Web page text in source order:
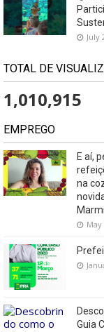
July
TOTAL DE
1,010,915
EMPREGO
E aí,
na
May
Guia